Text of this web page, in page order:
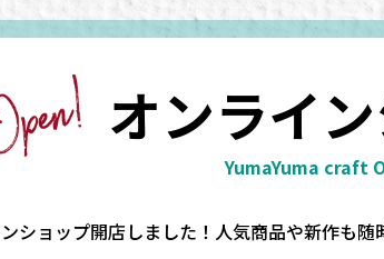
オンライ
YumaYuma craft
ショップ開店しました！ 人気商品や新作も随